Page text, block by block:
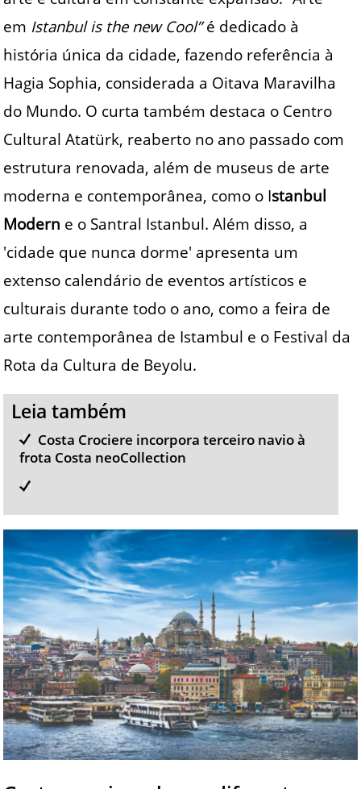
em Istanbul is the new Cool”é dedicado à
história única da cidade, fazendo referência à
Hagia Sophia, considerada a Oitava Maravilha
do Mundo. O curta também destaca o Centro
Cultural Atatürk, reaberto no ano passado com
estrutura renovada, além de museus de arte
moderna e contemporânea, como o Istanbul
Modern e o Santral Istanbul. Além disso, a
'cidade que nunca dorme' apresenta um
extenso calendário de eventos artísticos e
culturais durante todo o ano, como a feira de
arte contemporânea de Istambul e o Festival da
Rota da Cultura de Beyolu.
Leia também
Costa Crociere incorpora terceiro navio à